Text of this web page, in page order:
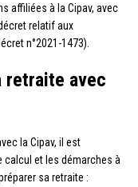
affiliées à la Cipav, avec
relatif aux
n°2021-1473).
retraite avec
la Cipav, il est
calcul et les démarches à
sa retraite :